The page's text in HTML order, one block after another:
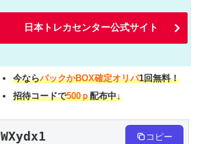
日本トレカセンター公式サイト
今ならパックかBOX確定オリパ1回無料！
招待コードで500ｐ配布中↓
WXydx1 コピー